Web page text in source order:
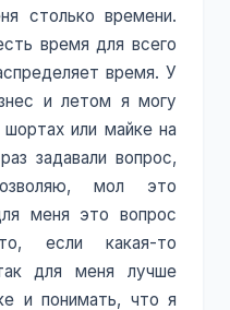
столько времени.
время для всего
время. У
и летом я могу
шортах или майке на
задавали вопрос,
мол это
меня это вопрос
если какая-то
для меня лучше
и понимать, что я